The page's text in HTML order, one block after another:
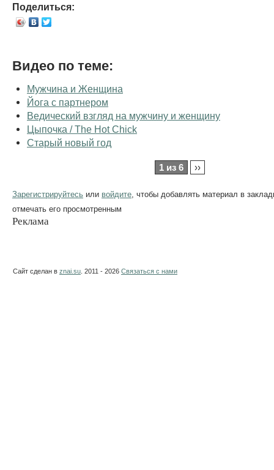
Поделиться:
Видео по теме:
Мужчина и Женщина
Йога с партнером
Ведический взгляд на мужчину и женщину
Цыпочка / The Hot Chick
Старый новый год
1 из 6 ››
Зарегистрируйтесь или войдите , чтобы добавлять материал в
отмечать его просмотренным
Реклама
Сайт сделан в znai.su . 2011 - 2026 Связаться с нами